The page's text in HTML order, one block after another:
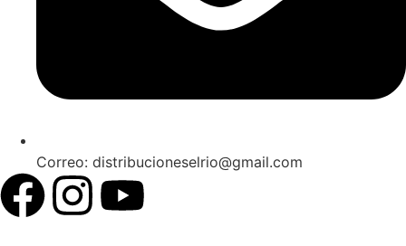
Correo: distribucioneselrio@gmail.com